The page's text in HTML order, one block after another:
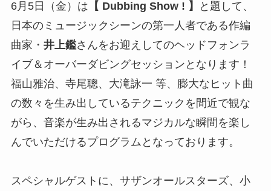
6月5日（金）は 【 Dubbing Show ! 】
と題して、
日本のミュージックシーンの第一人者である作編
曲家・ 井上鑑さんをお迎えしてのヘッドフォンラ
イブ＆オーバーダビングセッションとなります！
福山雅治、寺尾聰、大滝詠一 等、膨大なヒット曲
の数々を生み出しているテクニックを間近で観な
がら、音楽が生み出されるマジカルな瞬間を楽し
んでいただけるプログラムとなっております。
スペシャルゲストに、サザンオールスターズ、小